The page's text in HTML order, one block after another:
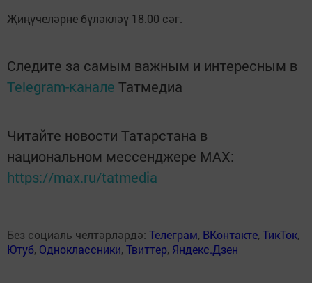
Җиңүчеләрне бүләкләү 18.00 сәг.
Следите за самым важным и интересным в
Telegram-канале Татмедиа
Читайте новости Татарстана в
национальном мессенджере MАХ:
https://max.ru/tatmedia
Без социаль челтәрләрдә: Телеграм, ВКонтакте,ТикТок,
Ютуб, Одноклассники,Твиттер, Яндекс.Дзен